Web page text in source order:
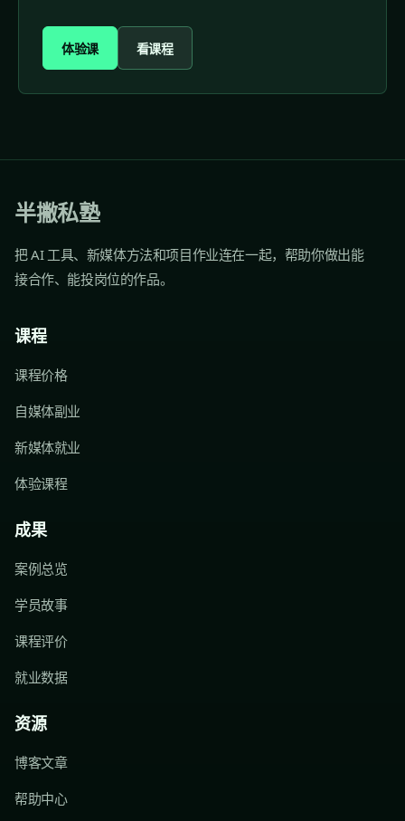
体验课 看课程
半撇私塾
把 AI 工具、新媒体方法和项目作业连在一起，帮助你做出能
接合作、能投岗位的作品。
课程
课程价格
自媒体副业
新媒体就业
体验课程
成果
案例总览
学员故事
课程评价
就业数据
资源
博客文章
帮助中心